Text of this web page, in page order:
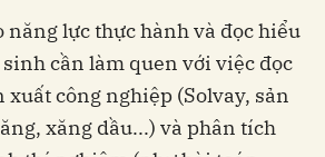
năng lực thực hành và đọc hiểu
cần làm quen với việc đọc
công nghiệp (Solvay, sản
xăng dầu...) và phân tích